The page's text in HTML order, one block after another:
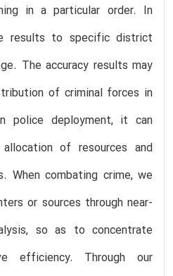
in a particular order. In
results to specific district
The accuracy results may
of criminal forces in
police deployment, it can
of resources and
When combating crime, we
or sources through near-
so as to concentrate
efficiency. Through our